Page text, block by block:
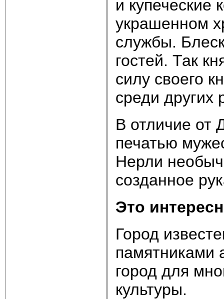
и купеческие
украшенном
службы.
гостей. Так
силу своего
среди других
В отличие от
печатью
Нерли
созданное
Это
Город
памятниками
город для
культуры.